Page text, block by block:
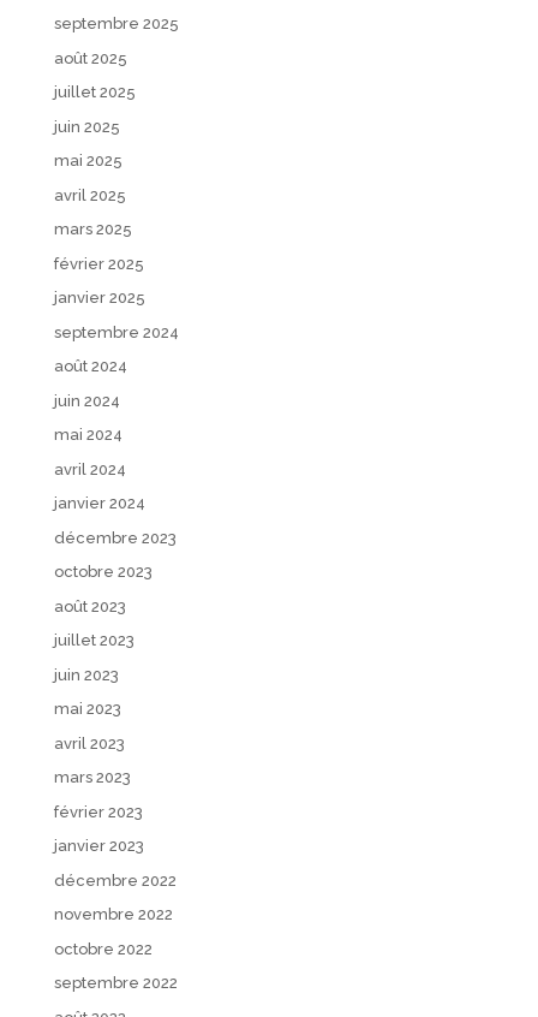
septembre 2025
août 2025
juillet 2025
juin 2025
mai 2025
avril 2025
mars 2025
février 2025
janvier 2025
septembre 2024
août 2024
juin 2024
mai 2024
avril 2024
janvier 2024
décembre 2023
octobre 2023
août 2023
juillet 2023
juin 2023
mai 2023
avril 2023
mars 2023
février 2023
janvier 2023
décembre 2022
novembre 2022
octobre 2022
septembre 2022